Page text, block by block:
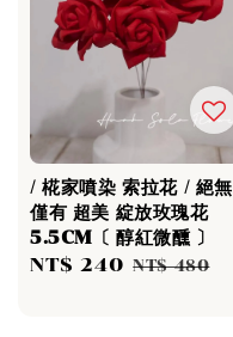
/ 椛家噴染 索拉花 / 絕無
僅有 超美 綻放玫瑰花
5.5CM〔 醇紅微醺 〕
Sale
NT$ 240 Regular
NT$ 480